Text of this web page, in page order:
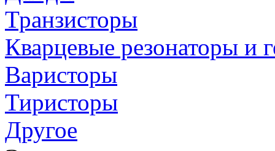
Транзисторы
Кварцевые резонаторы и
Варисторы
Тиристоры
Другое